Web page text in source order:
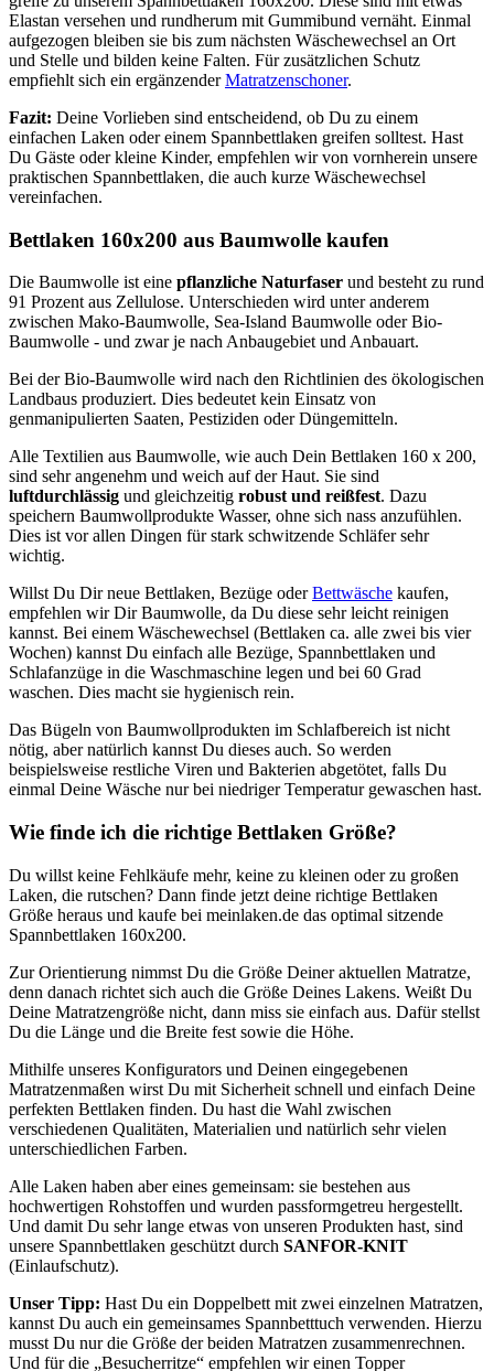
Elastan versehen und rundherum mit Gummibund vernäht. Einmal
aufgezogen bleiben sie bis zum nächsten Wäschewechsel an Ort
und Stelle und bilden keine Falten. Für zusätzlichen Schutz
empfiehlt sich ein ergänzenderMatratzenschoner.
Fazit: Deine Vorlieben sind entscheidend, ob Du zu einem
einfachen Laken oder einem Spannbettlaken greifen solltest. Hast
Du Gäste oder kleine Kinder, empfehlen wir von vornherein unsere
praktischen Spannbettlaken, die auch kurze Wäschewechsel
vereinfachen.
Bettlaken 160x200 aus Baumwolle kaufen
Die Baumwolle ist eine pflanzliche Naturfaser und besteht zu rund
91 Prozent aus Zellulose. Unterschieden wird unter anderem
zwischen Mako-Baumwolle, Sea-Island Baumwolle oder Bio-
Baumwolle - und zwar je nach Anbaugebiet und Anbauart.
Bei der Bio-Baumwolle wird nach den Richtlinien des ökologischen
Landbaus produziert. Dies bedeutet kein Einsatz von
genmanipulierten Saaten, Pestiziden oder Düngemitteln.
Alle Textilien aus Baumwolle, wie auch Dein Bettlaken 160 x 200,
sind sehr angenehm und weich auf der Haut. Sie sind
luftdurchlässig und gleichzeitig robust und reißfest. Dazu
speichern Baumwollprodukte Wasser, ohne sich nass anzufühlen.
Dies ist vor allen Dingen für stark schwitzende Schläfer sehr
wichtig.
Willst Du Dir neue Bettlaken, Bezüge oderBettwäsche kaufen,
empfehlen wir Dir Baumwolle, da Du diese sehr leicht reinigen
kannst. Bei einem Wäschewechsel (Bettlaken ca. alle zwei bis vier
Wochen) kannst Du einfach alle Bezüge, Spannbettlaken und
Schlafanzüge in die Waschmaschine legen und bei 60 Grad
waschen. Dies macht sie hygienisch rein.
Das Bügeln von Baumwollprodukten im Schlafbereich ist nicht
nötig, aber natürlich kannst Du dieses auch. So werden
beispielsweise restliche Viren und Bakterien abgetötet, falls Du
einmal Deine Wäsche nur bei niedriger Temperatur gewaschen hast.
Wie finde ich die richtige Bettlaken Größe?
Du willst keine Fehlkäufe mehr, keine zu kleinen oder zu großen
Laken, die rutschen? Dann finde jetzt deine richtige Bettlaken
Größe heraus und kaufe bei meinlaken.de das optimal sitzende
Spannbettlaken 160x200.
Zur Orientierung nimmst Du die Größe Deiner aktuellen Matratze,
denn danach richtet sich auch die Größe Deines Lakens. Weißt Du
Deine Matratzengröße nicht, dann miss sie einfach aus. Dafür stellst
Du die Länge und die Breite fest sowie die Höhe.
Mithilfe unseres Konfigurators und Deinen eingegebenen
Matratzenmaßen wirst Du mit Sicherheit schnell und einfach Deine
perfekten Bettlaken finden. Du hast die Wahl zwischen
verschiedenen Qualitäten, Materialien und natürlich sehr vielen
unterschiedlichen Farben.
Alle Laken haben aber eines gemeinsam: sie bestehen aus
hochwertigen Rohstoffen und wurden passformgetreu hergestellt.
Und damit Du sehr lange etwas von unseren Produkten hast, sind
unsere Spannbettlaken geschützt durch SANFOR-KNIT
(Einlaufschutz).
Unser Tipp: Hast Du ein Doppelbett mit zwei einzelnen Matratzen,
kannst Du auch ein gemeinsames Spannbetttuch verwenden. Hierzu
musst Du nur die Größe der beiden Matratzen zusammenrechnen.
Und für die „Besucherritze“ empfehlen wir einen Topper